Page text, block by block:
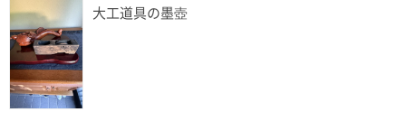
大工道具の墨壺